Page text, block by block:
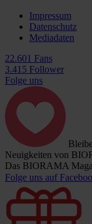
Impressum
Datenschutz
Mediadaten
22.601 Fans
3.415 Follower
Folge uns
Neuigkeiten von
Das BIORAMA
Folge uns auf